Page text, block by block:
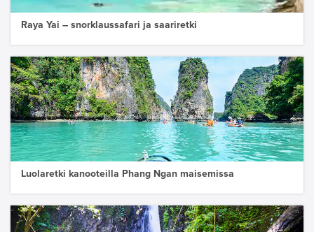
Raya Yai – snorklaussafari ja saariretki
Luolaretki kanooteilla Phang Ngan maisemissa